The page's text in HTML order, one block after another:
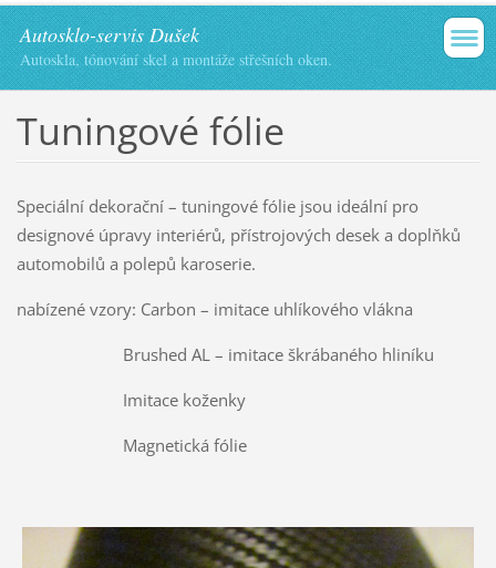
Autosklo-servis Dušek
Autoskla, tónování skel a montáže střešních oken.
Tuningové fólie
Speciální dekorační – tuningové fólie jsou ideální pro
designové úpravy interiérů, přístrojových desek a doplňků
automobilů a polepů karoserie.
nabízené vzory: Carbon – imitace uhlíkového vlákna
Brushed AL – imitace škrábaného hliníku
Imitace koženky
Magnetická fólie